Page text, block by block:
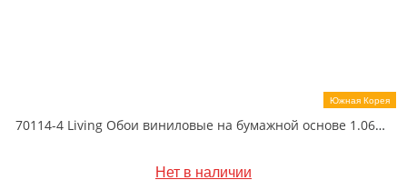
Южная Корея
70114-4 Living Обои виниловые на бумажной основе 1.06*15.6
Нет в наличии